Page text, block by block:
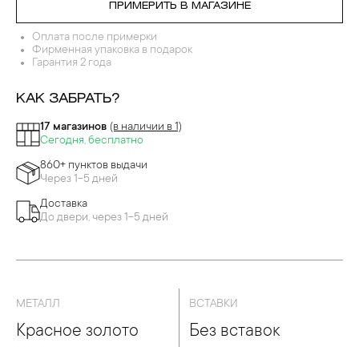
ПРИМЕРИТЬ В МАГАЗИНЕ
Оплата после примерки
Фирменная упаковка в подарок
Гарантия 2 года
КАК ЗАБРАТЬ?
17 магазинов (в наличии в 1)
Сегодня, бесплатно
860+ пунктов выдачи
Через 1-5 дней
Доставка
До двери, через 1-5 дней
МЕТАЛЛ
Красное золото
ВСТАВКИ
Без вставок